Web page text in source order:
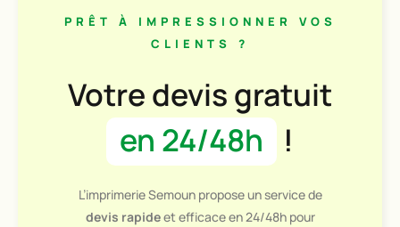
PRÊT À IMPRESSIONNER VOS
CLIENTS ?
Votre devis gratuit
en 24/48h
!
L’imprimerie Semoun propose un service de
devis rapideet efficace en 24/48h pour